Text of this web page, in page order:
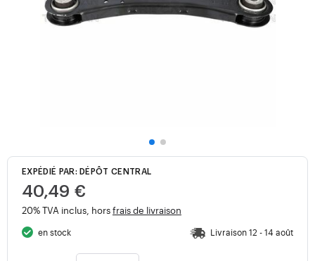
EXPÉDIÉ PAR: DÉPÔT CENTRAL
40,49 €
20% TVA inclus, horsfrais de livraison
en stock Livraison 12 - 14 août